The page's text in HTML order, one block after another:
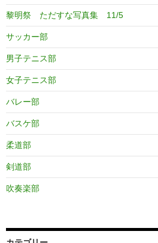
黎明祭 ただすな写真集 11/5
サッカー部
男子テニス部
女子テニス部
バレー部
バスケ部
柔道部
剣道部
吹奏楽部